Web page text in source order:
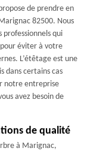
de prendre en
82500. Nous
professionnels qui
pour éviter à votre
L’étêtage est une
dans certains cas
notre entreprise
avez besoin de
de qualité
à Marignac,